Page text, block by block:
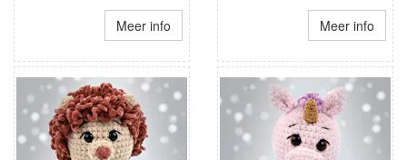
Meer info Meer info